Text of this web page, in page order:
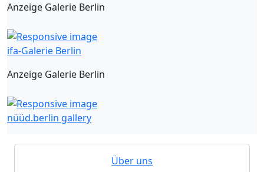
Anzeige Galerie Berlin
ifa-Galerie Berlin
Anzeige Galerie Berlin
nüüd.berlin gallery
Über uns